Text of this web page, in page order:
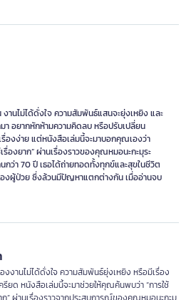
านไม่ได้ดั่งใจ ความสัมพันธ์แสนจะยุ่งเหยิง และ
า อยากหักห้ามความคิดลบ หรือปรับเปลี่ยน
รื่องง่าย แต่หนังสือเล่มนี้จะมาบอกคุณเองว่า
รื่องยาก” ผ่านเรื่องราวของคุณหมอนะกะมุระ
กว่า 70 ปี เธอได้ถ่ายทอดทั้งทุกข์และสุขในชีวิต
งผู้ป่วย ซึ่งล้วนมีปัญหาแตกต่างกัน เมื่ออ่านจบ
องงานไม่ได้ดั่งใจ ความสัมพันธ์ยุ่งเหยิง หรือมีเรื่อง
รียด หนังสือเล่มนี้จะมาช่วยให้คุณค้นพบว่า “การใช้